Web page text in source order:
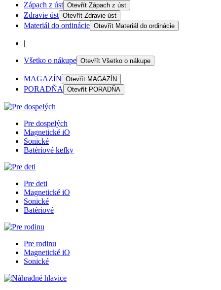
Zápach z úst Otevřít Zápach z úst
Zdravie úst Otevřít Zdravie úst
Materiál do ordinácie Otevřít Materiál do ordinácie
|
Všetko o nákupe Otevřít Všetko o nákupe
MAGAZÍN Otevřít MAGAZÍN
PORADŇA Otevřít PORADŇA
Pre dospelých
Magnetické iO
Sonické
Batériové kefky
Pre deti
Magnetické iO
Sonické
Batériové
Pre rodinu
Magnetické iO
Sonické